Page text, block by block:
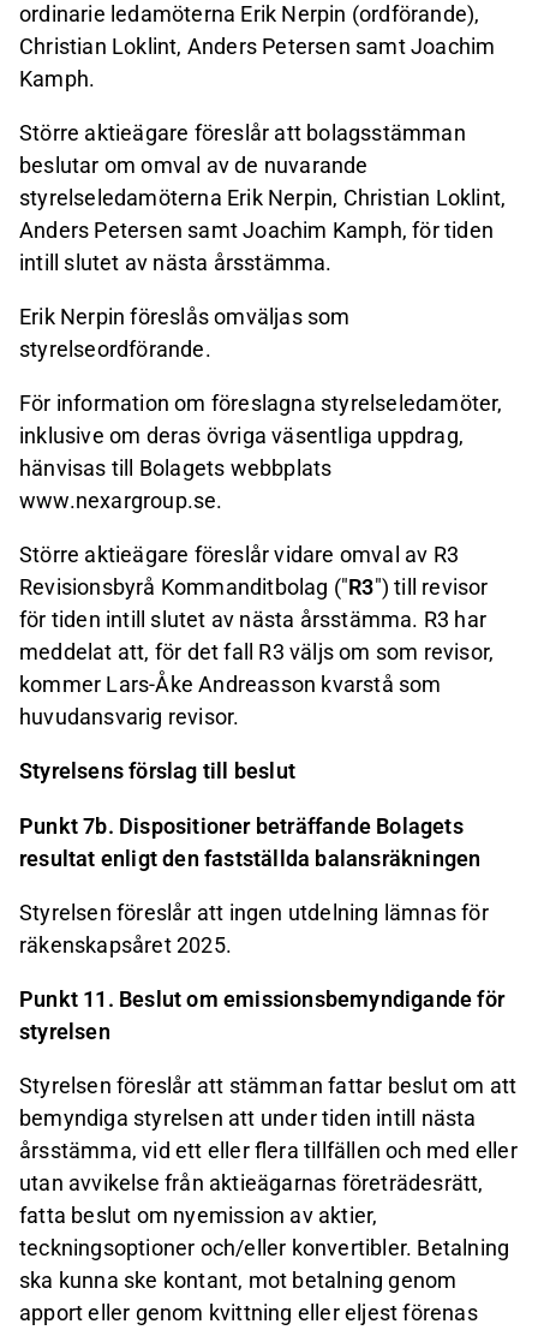
ordinarie ledamöterna Erik Nerpin (ordförande),
Christian Loklint, Anders Petersen samt Joachim
Kamph.
Större aktieägare föreslår att bolagsstämman
beslutar om omval av de nuvarande
styrelseledamöterna Erik Nerpin, Christian Loklint,
Anders Petersen samt Joachim Kamph, för tiden
intill slutet av nästa årsstämma.
Erik Nerpin föreslås omväljas som
styrelseordförande.
För information om föreslagna styrelseledamöter,
inklusive om deras övriga väsentliga uppdrag,
hänvisas till Bolagets webbplats
www.nexargroup.se.
Större aktieägare föreslår vidare omval av R3
Revisionsbyrå Kommanditbolag ("R3") till revisor
för tiden intill slutet av nästa årsstämma. R3 har
meddelat att, för det fall R3 väljs om som revisor,
kommer Lars-Åke Andreasson kvarstå som
huvudansvarig revisor.
Styrelsens förslag till beslut
Punkt 7b. Dispositioner beträffande Bolagets
resultat enligt den fastställda balansräkningen
Styrelsen föreslår att ingen utdelning lämnas för
räkenskapsåret 2025.
Punkt 11. Beslut om emissionsbemyndigande för
styrelsen
Styrelsen föreslår att stämman fattar beslut om att
bemyndiga styrelsen att under tiden intill nästa
årsstämma, vid ett eller flera tillfällen och med eller
utan avvikelse från aktieägarnas företrädesrätt,
fatta beslut om nyemission av aktier,
teckningsoptioner och/eller konvertibler. Betalning
ska kunna ske kontant, mot betalning genom
apport eller genom kvittning eller eljest förenas